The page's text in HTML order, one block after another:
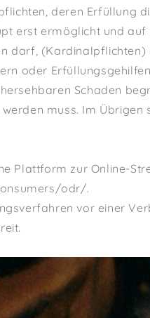
deren Erfüllung
erst ermöglicht und auf
darf, (Kardinalpflichten)
oder
Schaden
muss. Im Übrigen
Plattform zur Online-
odr/.
vor einer